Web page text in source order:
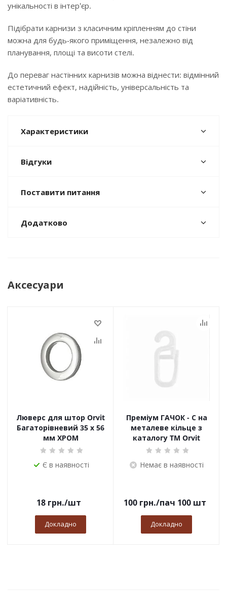
унікальності в інтер'єр.
Підібрати карнизи з класичним кріпленням до стіни
можна для будь-якого приміщення, незалежно від
планування, площі та висоти стелі.
До переваг настінних карнизів можна віднести: відмінний
естетичний ефект, надійність, універсальність та
варіативність.
Характеристики
Відгуки
Поставити питання
Додатково
Аксесуари
Люверс для штор Orvit
Багаторівневий 35 х 56
мм ХРОМ
Є в наявності
18 грн./шт
Докладно
Преміум ГАЧОК - С на
металеве кільце з
каталогу TM Orvit
Немає в наявності
100грн./пач 100 шт
Докладно